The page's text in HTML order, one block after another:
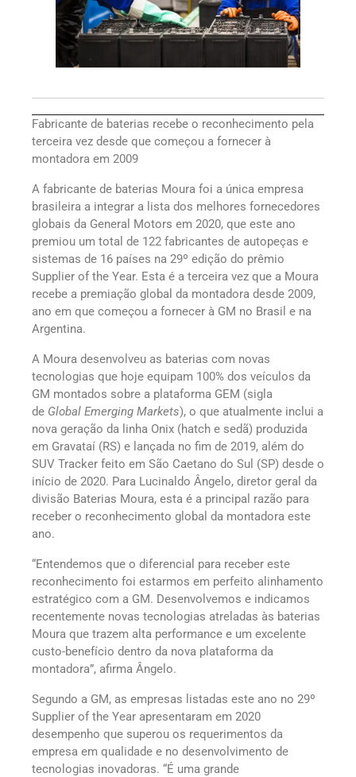
Fabricante de baterias recebe o reconhecimento pela
terceira vez desde que começou a fornecer à
montadora em 2009
A fabricante de baterias Moura foi a única empresa
brasileira a integrar a lista dos melhores fornecedores
globais da General Motors em 2020, que este ano
premiou um total de 122 fabricantes de autopeças e
sistemas de 16 países na 29º edição do prêmio
Supplier of the Year. Esta é a terceira vez que a Moura
recebe a premiação global da montadora desde 2009,
ano em que começou a fornecer à GM no Brasil e na
Argentina.
A Moura desenvolveu as baterias com novas
tecnologias que hoje equipam 100% dos veículos da
GM montados sobre a plataforma GEM (sigla
de Global Emerging Markets), o que atualmente inclui a
nova geração da linha Onix (hatch e sedã) produzida
em Gravataí (RS) e lançada no fim de 2019, além do
SUV Tracker feito em São Caetano do Sul (SP) desde o
início de 2020. Para Lucinaldo Ângelo, diretor geral da
divisão Baterias Moura, esta é a principal razão para
receber o reconhecimento global da montadora este
ano.
“Entendemos que o diferencial para receber este
reconhecimento foi estarmos em perfeito alinhamento
estratégico com a GM. Desenvolvemos e indicamos
recentemente novas tecnologias atreladas às baterias
Moura que trazem alta performance e um excelente
custo-benefício dentro da nova plataforma da
montadora”, afirma Ângelo.
Segundo a GM, as empresas listadas este ano no 29º
Supplier of the Year apresentaram em 2020
desempenho que superou os requerimentos da
empresa em qualidade e no desenvolvimento de
tecnologias inovadoras. “É uma grande